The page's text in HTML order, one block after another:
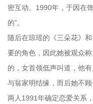
密互动。1990年，于因在
的”。
随后在琼瑶的《三朵花》
要的角色，因此她被观众
的，女首领低声叫道，他
与翁家明结缘，而后她不
两人1991年确定恋爱关系